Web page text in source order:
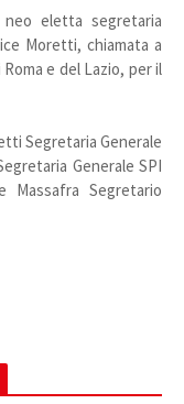
eletta segretaria
Moretti, chiamata a
e del Lazio, per il
Segretaria Generale
Generale SPI
Massafra Segretario